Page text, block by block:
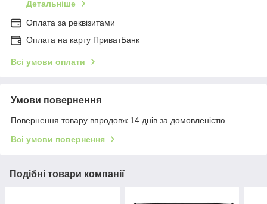
Детальніше
Оплата за реквізитами
Оплата на карту ПриватБанк
Всі умови оплати
Умови повернення
Повернення товару впродовж 14 днів за домовленістю
Всі умови повернення
Подібні товари компанії